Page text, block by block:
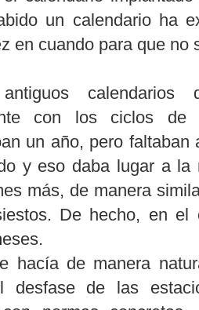
un calendario ha
en cuando para que no
calendarios
con los ciclos
un año, pero
y eso daba lugar a
más, de manera
De hecho, en el
hacía de manera
desfase de las